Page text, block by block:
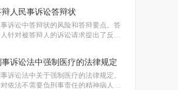
辩人民事诉讼答辩状
事诉讼中答辩状的风险和答辩要点。答
针对被答辩人的诉讼请求提出了反
指出原告的损害结果与其医疗行为无
并申请法院委托医学会进行医疗事故
。在答辩过程中，答辩人应负有举证
事诉讼法中强制医疗的法律规定
诉讼法中关于强制医疗的法律规定。
依法不需要负刑事责任的精神病人，